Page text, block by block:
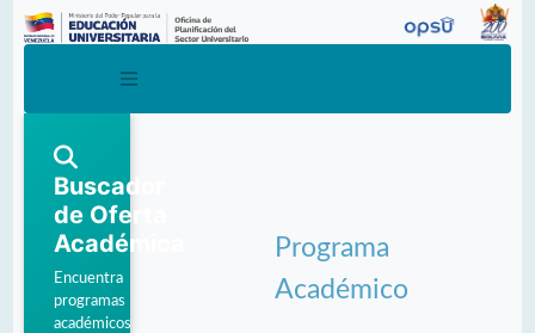
Buscador
de Oferta
Académica
Encuentra
programas
académicos
Programa
Académico